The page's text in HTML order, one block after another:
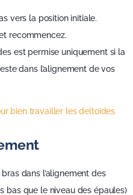
vers la position initiale.
recommencez.
est permise uniquement si la
dans l’alignement de vos
bien travailler les deltoïdes
dans l’alignement des
bas que le niveau des épaules)